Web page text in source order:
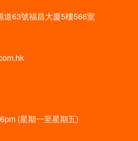
道63號福昌大廈5樓566室
(星期一至星期五)